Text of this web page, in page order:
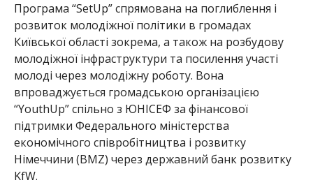
Програма “SetUp” спрямована на поглиблення і
розвиток молодіжної політики в громадах
Київської області зокрема, а також на розбудову
молодіжної інфраструктури та посилення участі
молоді через молодіжну роботу. Вона
впроваджується громадською організацією
“YouthUp” спільно з ЮНІСЕФ за фінансової
підтримки Федерального міністерства
економічного співробітництва і розвитку
Німеччини (BMZ) через державний банк розвитку
KfW.